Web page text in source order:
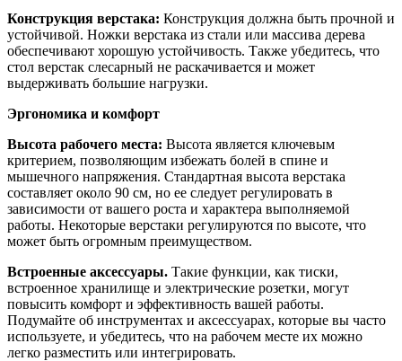
Конструкция верстака: Конструкция должна быть прочной и
устойчивой. Ножки верстака из стали или массива дерева
обеспечивают хорошую устойчивость. Также убедитесь, что
стол верстак слесарный не раскачивается и может
выдерживать большие нагрузки.
Эргономика и комфорт
Высота рабочего места: Высота является ключевым
критерием, позволяющим избежать болей в спине и
мышечного напряжения. Стандартная высота верстака
составляет около 90 см, но ее следует регулировать в
зависимости от вашего роста и характера выполняемой
работы. Некоторые верстаки регулируются по высоте, что
может быть огромным преимуществом.
Встроенные аксессуары. Такие функции, как тиски,
встроенное хранилище и электрические розетки, могут
повысить комфорт и эффективность вашей работы.
Подумайте об инструментах и ​​аксессуарах, которые вы часто
используете, и убедитесь, что на рабочем месте их можно
легко разместить или интегрировать.